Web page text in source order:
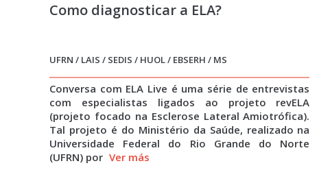
Como diagnosticar a ELA?
UFRN / LAIS / SEDIS / HUOL / EBSERH / MS
Conversa com ELA Live é uma série de entrevistas
com especialistas ligados ao projeto revELA
(projeto focado na Esclerose Lateral Amiotrófica).
Tal projeto é do Ministério da Saúde, realizado na
Universidade Federal do Rio Grande do Norte
(UFRN) por Ver más